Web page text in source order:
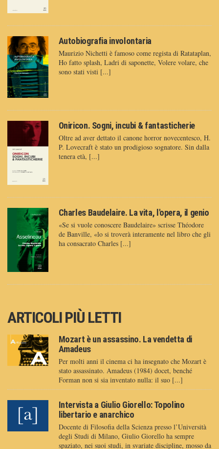
Autobiografia involontaria
Maurizio Nichetti è famoso come regista di Ratataplan,
Ho fatto splash, Ladri di saponette, Volere volare, che
sono stati visti [...]
Oniricon. Sogni, incubi & fantasticherie
Oltre ad aver dettato il canone horror novecentesco, H.
P. Lovecraft è stato un prodigioso sognatore. Sin dalla
tenera età, [...]
Charles Baudelaire. La vita, l'opera, il genio
«Se si vuole conoscere Baudelaire» scrisse Théodore
de Banville, «lo si troverà interamente nel libro che gli
ha consacrato Charles [...]
ARTICOLI PIÙ LETTI
Mozart è un assassino. La vendetta di
Amadeus
Per molti anni il cinema ci ha insegnato che Mozart è
stato assassinato. Amadeus (1984) docet, benché
Forman non si sia inventato nulla: il suo [...]
Intervista a Giulio Giorello: Topolino
libertario e anarchico
Docente di Filosofia della Scienza presso l’Università
degli Studi di Milano, Giulio Giorello ha sempre
spaziato, nei suoi studi, in svariate discipline, mosso da